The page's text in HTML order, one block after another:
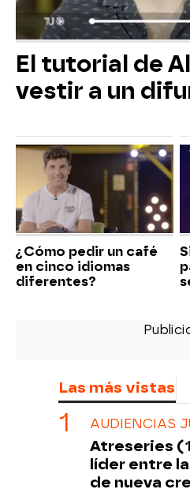
El tutorial de
vestir a un
¿Cómo pedir un café
en cinco idiomas
diferentes?
Las más vistas
AUDIENCIAS
Atreseries
líder entre
de nueva